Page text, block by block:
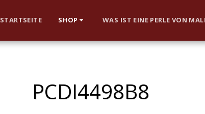
STARTSEITE SHOP WAS IST EINE PERLE VON
PCDI4498B8